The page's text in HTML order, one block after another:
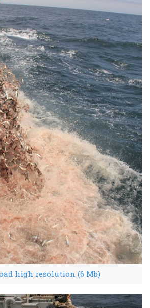
high resolution (6 Mb)